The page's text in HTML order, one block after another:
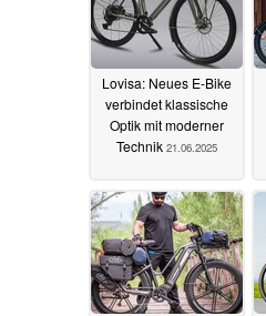
Lovisa: Neues E-Bike
verbindet klassische
Optik mit moderner
Technik 21.06.2025